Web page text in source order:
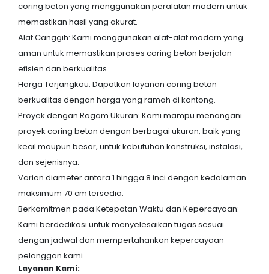
coring beton yang menggunakan peralatan modern untuk
memastikan hasil yang akurat.
Alat Canggih: Kami menggunakan alat-alat modern yang
aman untuk memastikan proses coring beton berjalan
efisien dan berkualitas.
Harga Terjangkau: Dapatkan layanan coring beton
berkualitas dengan harga yang ramah di kantong.
Proyek dengan Ragam Ukuran: Kami mampu menangani
proyek coring beton dengan berbagai ukuran, baik yang
kecil maupun besar, untuk kebutuhan konstruksi, instalasi,
dan sejenisnya.
Varian diameter antara 1 hingga 8 inci dengan kedalaman
maksimum 70 cm tersedia.
Berkomitmen pada Ketepatan Waktu dan Kepercayaan:
Kami berdedikasi untuk menyelesaikan tugas sesuai
dengan jadwal dan mempertahankan kepercayaan
pelanggan kami.
Layanan Kami: